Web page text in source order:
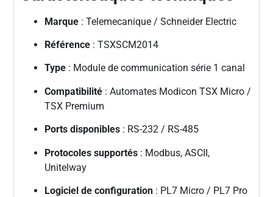
Marque : Telemecanique / Schneider Electric
Référence : TSXSCM2014
Type : Module de communication série 1 canal
Compatibilité : Automates Modicon TSX Micro /
TSX Premium
Ports disponibles : RS-232 / RS-485
Protocoles supportés : Modbus, ASCII,
Unitelway
Logiciel de configuration : PL7 Micro / PL7 Pro